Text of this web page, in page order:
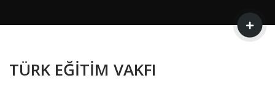
TÜRK EĞİTİM VAKFI